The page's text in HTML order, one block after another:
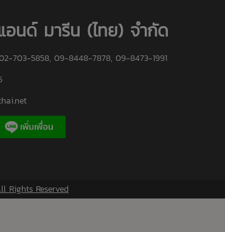
อนด์ มารีน (ไทย) จำกัด
703-5858, 09-8448-7878, 09-8473-1991
Rights Reserved